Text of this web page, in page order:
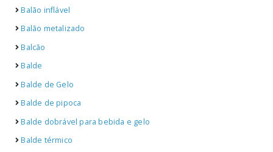
Balão inflável
Balão metalizado
Balcão
Balde
Balde de Gelo
Balde de pipoca
Balde dobrável para bebida e gelo
Balde térmico